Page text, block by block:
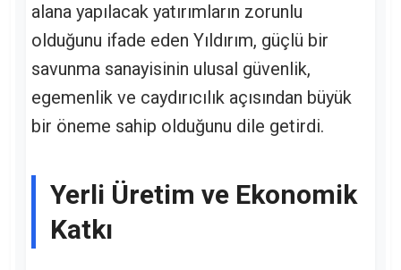
alana yapılacak yatırımların zorunlu
olduğunu ifade eden Yıldırım, güçlü bir
savunma sanayisinin ulusal güvenlik,
egemenlik ve caydırıcılık açısından büyük
bir öneme sahip olduğunu dile getirdi.
Yerli Üretim ve Ekonomik
Katkı